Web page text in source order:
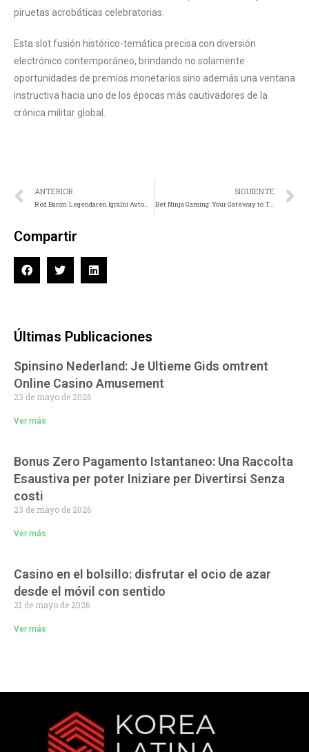
piruetas acrobáticas celebratorias.
Esta slot fusión histórico-temática precisa con diversión
electrónico contemporáneo, brindando no solamente
oportunidades de premios monetarios sino además una ventana
instructiva hacia uno de los épocas más cautivadores de la
crónica militar global.
ANTERIOR SIGUIENTE
Bet Ninja Gaming: Your Gateway to Top-Tier Online Gaming Excellence
Compartir
Últimas Publicaciones
Spinsino Nederland: Je Ultieme Gids omtrent
Online Casino Amusement
23 de mayo de 2026
Ver más
Bonus Zero Pagamento Istantaneo: Una Raccolta
Esaustiva per poter Iniziare per Divertirsi Senza
costi
23 de mayo de 2026
Ver más
Casino en el bolsillo: disfrutar el ocio de azar
desde el móvil con sentido
21 de mayo de 2026
Ver más